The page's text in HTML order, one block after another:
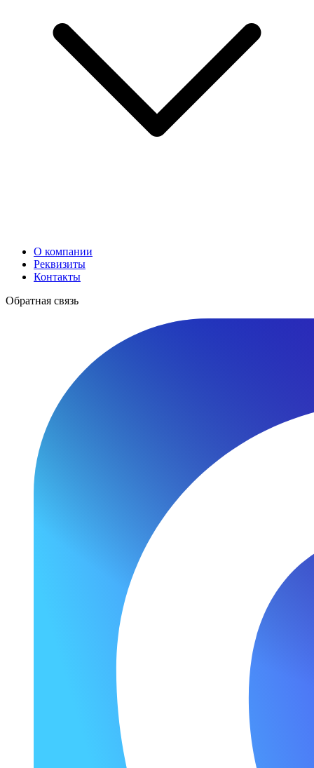
О компании
Реквизиты
Контакты
Обратная связь